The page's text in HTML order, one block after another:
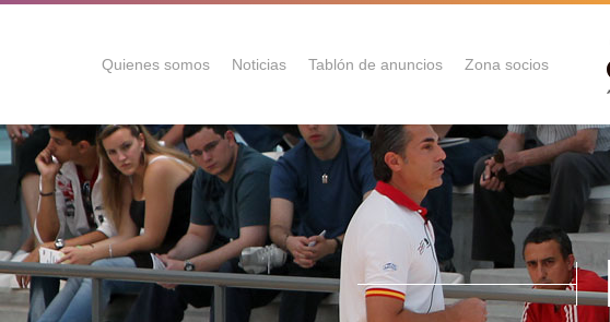
Quienes somos Noticias Tablón de anuncios Zona socios